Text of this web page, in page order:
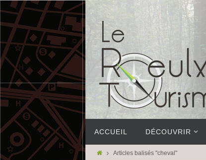
ACCUEIL DÉCOUVRIR
Articles balisés "cheval"